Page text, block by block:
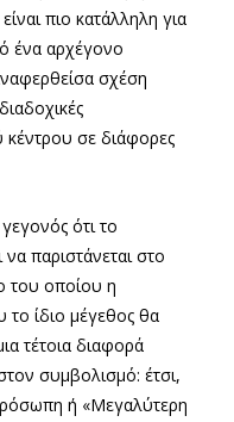
πιο κατάλληλη για
ένα αρχέγονο
σχέση
κέντρου σε διάφορες
ότι το
παριστάνεται στο
του οποίου η
το ίδιο μέγεθος θα
τέτοια διαφορά
συμβολισμό: έτσι,
ή «Μεγαλύτερη